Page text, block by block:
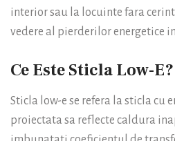
interior sau la locuinte fara
vedere al pierderilor energetice
Ce Este Sticla Low-E?
Sticla low-e se refera la sticla cu
proiectata sa reflecte caldura